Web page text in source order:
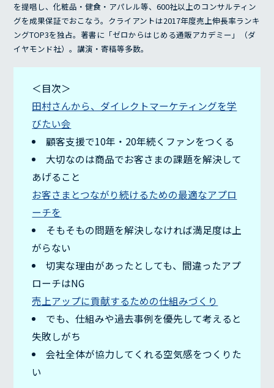
を提唱し、化粧品・健食・アパレル等、600社以上のコンサルティン
グを成果保証でおこなう。クライアントは2017年度売上伸長率ランキ
ングTOP3を独占。著書に「ゼロからはじめる通販アカデミー」（ダ
イヤモンド社）。講演・寄稿等多数。
＜目次＞
田村さんから、ダイレクトマーケティングを学
びたい会
顧客支援で10年・20年続くファンをつくる
大切なのは商品でお客さまの課題を解決して
あげること
お客さまとつながり続けるための最適なアプロ
ーチを
そもそもの問題を解決しなければ満足度は上
がらない
切実な理由があったとしても、間違ったアプ
ローチはNG
売上アップに貢献するための仕組みづくり
でも、仕組みや過去事例を優先して考えると
失敗しがち
会社全体が協力してくれる空気感をつくりた
い